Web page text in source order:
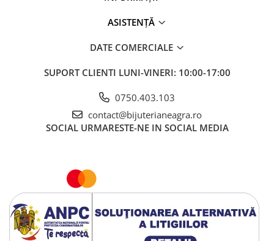
ASISTENȚĂ
DATE COMERCIALE
SUPORT CLIENTI LUNI-VINERI: 10:00-17:00
0750.403.103
contact@bijuterianeagra.ro
SOCIAL URMARESTE-NE IN SOCIAL MEDIA